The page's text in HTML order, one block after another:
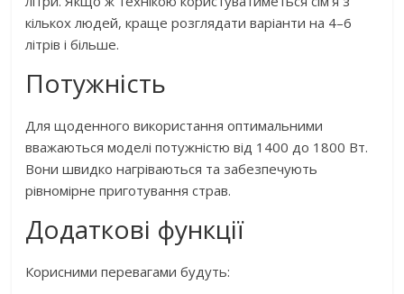
кількох людей, краще розглядати варіанти на 4–6
літрів і більше.
Потужність
Для щоденного використання оптимальними
вважаються моделі потужністю від 1400 до 1800 Вт.
Вони швидко нагріваються та забезпечують
рівномірне приготування страв.
Додаткові функції
Корисними перевагами будуть: